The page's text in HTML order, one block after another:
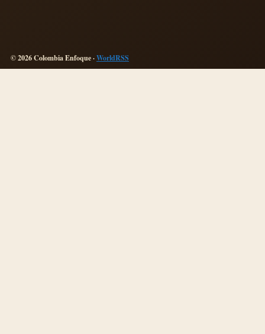
© 2026 Colombia Enfoque ·WorldRSS